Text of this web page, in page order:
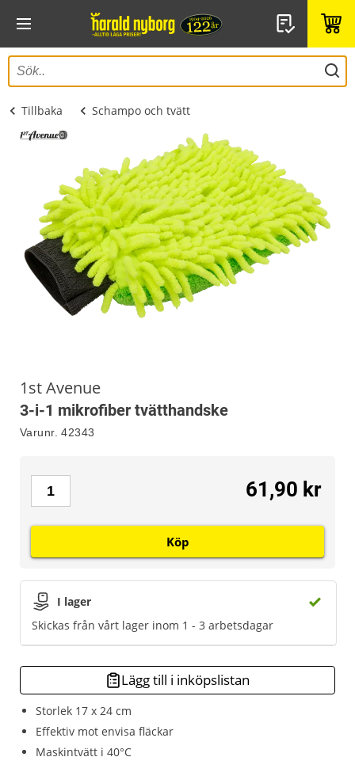
Tillbaka Schampo och tvätt
1st Avenue
3-i-1 mikrofiber tvätthandske
Varunr. 42343
Storlek 17 x 24 cm
Effektiv mot envisa fläckar
Maskintvätt i 40°C
I lager
Skickas från vårt lager inom 1 - 3 arbetsdagar
61,90 kr
Köp
Lägg till i inköpslistan